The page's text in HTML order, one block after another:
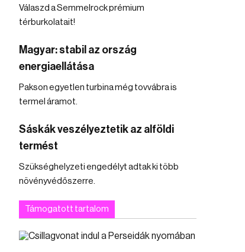
Válaszd a Semmelrock prémium
térburkolatait!
Magyar: stabil az ország
energiaellátása
Pakson egyetlen turbina még tovvábra is
termel áramot.
Sáskák veszélyeztetik az alföldi
termést
Szükséghelyzeti engedélyt adtak ki több
növényvédőszerre.
Támogatott tartalom